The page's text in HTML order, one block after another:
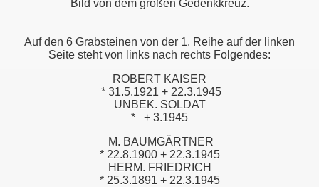
Bild von dem großen Gedenkkreuz.
Auf den 6 Grabsteinen von der 1. Reihe auf der linken
Seite steht von links nach rechts Folgendes:
ROBERT KAISER
* 31.5.1921 + 22.3.1945
UNBEK. SOLDAT
*
+ 3.1945
M. BAUMGÄRTNER
* 22.8.1900 + 22.3.1945
HERM. FRIEDRICH
* 25.3.1891 + 22.3.1945